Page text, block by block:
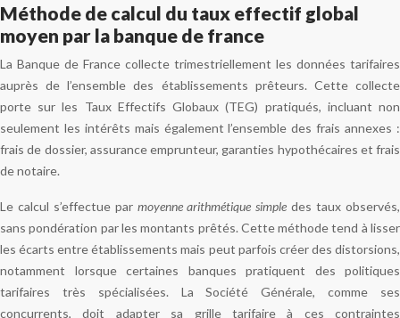
Méthode de calcul du taux effectif global
moyen par la banque de france
La Banque de France collecte trimestriellement les données tarifaires
auprès de l’ensemble des établissements prêteurs. Cette collecte
porte sur les Taux Effectifs Globaux (TEG) pratiqués, incluant non
seulement les intérêts mais également l’ensemble des frais annexes :
frais de dossier, assurance emprunteur, garanties hypothécaires et frais
de notaire.
Le calcul s’effectue par moyenne arithmétique simpledes taux observés,
sans pondération par les montants prêtés. Cette méthode tend à lisser
les écarts entre établissements mais peut parfois créer des distorsions,
notamment lorsque certaines banques pratiquent des politiques
tarifaires très spécialisées. La Société Générale, comme ses
concurrents, doit adapter sa grille tarifaire à ces contraintes